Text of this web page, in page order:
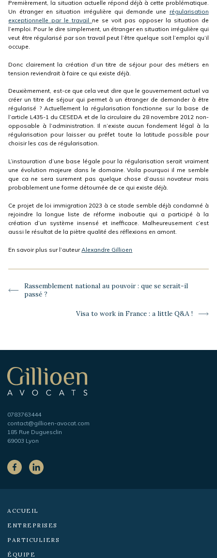
Premièrement, la situation actuelle répond déjà à cette problématique.
Un étranger en situation irrégulière qui demande une régularisation
exceptionnelle par le travail ne se voit pas opposer la situation de
l’emploi. Pour le dire simplement, un étranger en situation irrégulière qui
veut être régularisé par son travail peut l’être quelque soit l’emploi qu’il
occupe.
Donc clairement la création d’un titre de séjour pour des métiers en
tension reviendrait à faire ce qui existe déjà.
Deuxièmement, est-ce que cela veut dire que le gouvernement actuel va
créer un titre de séjour qui permet à un étranger de demander à être
régularisé ? Actuellement la régularisation fonctionne sur la base de
l’article L435-1 du CESEDA et de la circulaire du 28 novembre 2012 non-
opposable à l’administration. Il n’existe aucun fondement légal à la
régularisation pour laisser au préfet toute la latitude possible pour
choisir les cas de régularisation.
L’instauration d’une base légale pour la régularisation serait vraiment
une évolution majeure dans le domaine. Voila pourquoi il me semble
que ca ne sera surement pas quelque chose d’aussi novateur mais
probablement une forme détournée de ce qui existe déjà.
Ce projet de loi immigration 2023 à ce stade semble déjà condamné à
rejoindre la longue liste de réforme inaboutie qui a participé à la
création d’un système insensé et inefficace. Malheureusement c’est
aussi le résultat de la piètre qualité des réflexions en amont.
En savoir plus sur l’auteurAlexandre Gillioen
Article
précédent :
Rassemblement national au pouvoir : que se serait-il
passé ?
Article
Visa to work in France : a little Q&A !
Téléphone
0783763444
Adresse
e-
mail
contact@gillioen-avocat.com
185 Rue Duguesclin
69003 Lyon
Sur
les
ACCUEIL
ENTREPRISES
PARTICULIERS
ÉQUIPE